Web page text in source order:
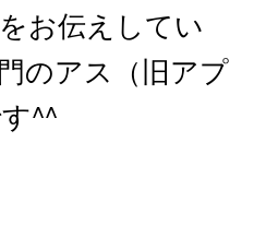
お伝えしてい
のアス（旧アプ
^^